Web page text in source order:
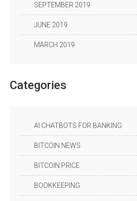
SEPTEMBER 2019
JUNE 2019
MARCH 2019
Categories
AI CHATBOTS FOR BANKING
BITCOIN NEWS
BITCOIN PRICE
BOOKKEEPING